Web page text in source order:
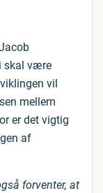
skal være
vil
mellem
er det vigtig
af
forventer, at